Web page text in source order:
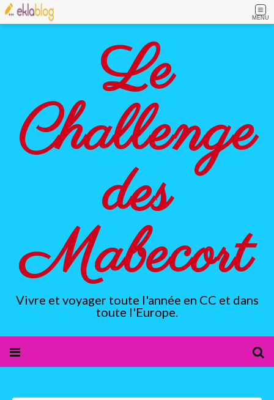
MENU
Le
Challenge
des
Mabecort
Vivre et voyager toute l'année en CC et dans
toute l'Europe.